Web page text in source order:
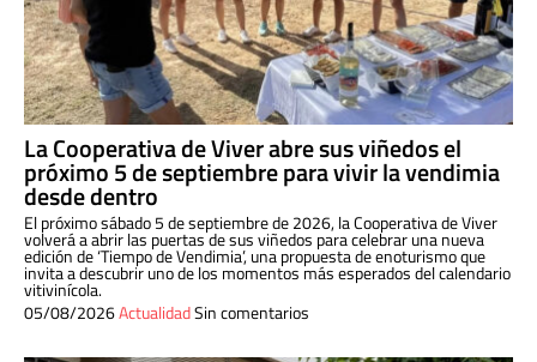
La Cooperativa de Viver abre sus viñedos el
próximo 5 de septiembre para vivir la vendimia
desde dentro
El próximo sábado 5 de septiembre de 2026, la Cooperativa de Viver
volverá a abrir las puertas de sus viñedos para celebrar una nueva
edición de ‘Tiempo de Vendimia’, una propuesta de enoturismo que
invita a descubrir uno de los momentos más esperados del calendario
vitivinícola.
05/08/2026ActualidadSin comentarios